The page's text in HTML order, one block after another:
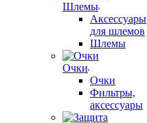
Шлемы
Аксессуары
для шлемов
Шлемы
Очки
Очки
Фильтры,
аксессуары